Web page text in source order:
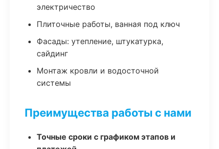
электричество
Плиточные работы, ванная под ключ
Фасады: утепление, штукатурка,
сайдинг
Монтаж кровли и водосточной
системы
Преимущества работы с нами
Точные сроки с графиком этапов и